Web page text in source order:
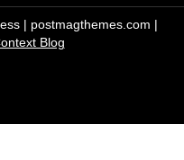
| postmagthemes.com |
Blog